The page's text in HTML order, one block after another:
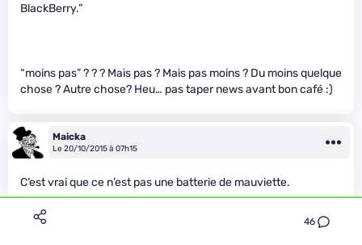
46
BlackBerry.”
“moins pas” ? ? ? Mais pas ? Mais pas moins ? Du moins quelque
chose ? Autre chose? Heu… pas taper news avant bon café :)
Maicka
Le 20/10/2015 à 07h15
C’est vrai que ce n’est pas une batterie de mauviette.